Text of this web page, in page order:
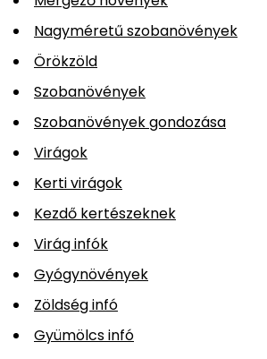
Nagyméretű szobanövények
Örökzöld
Szobanövények
Szobanövények gondozása
Virágok
Kerti virágok
Kezdő kertészeknek
Virág infók
Gyógynövények
Zöldség infó
Gyümölcs infó